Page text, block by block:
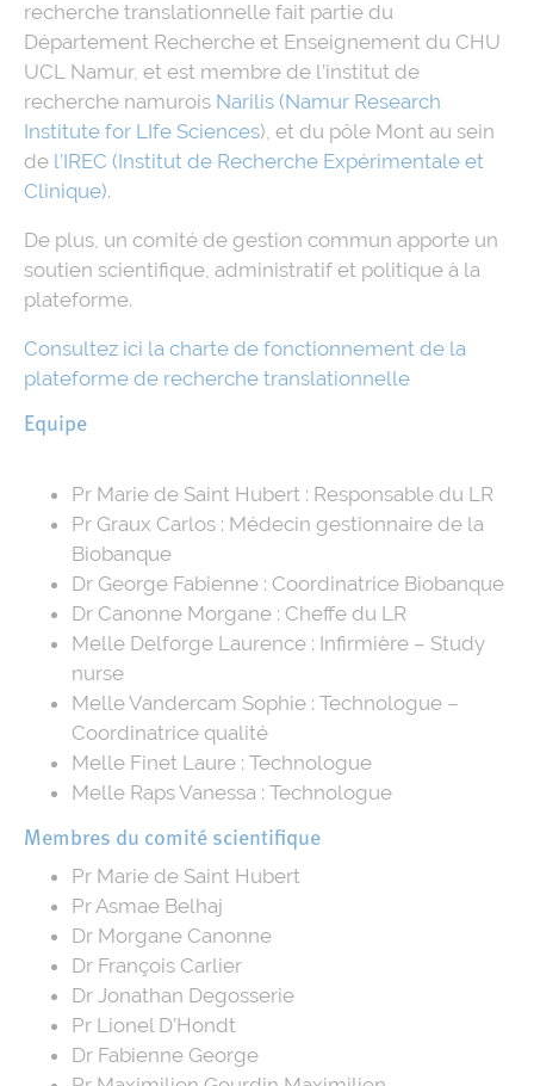
recherche translationnelle fait partie du
Département Recherche et Enseignement du CHU
UCL Namur, et est membre de l’institut de
recherche namurois Narilis (Namur Research
Institute for LIfe Sciences), et du pôle Mont au sein
de l’IREC (Institut de Recherche Expérimentale et
Clinique).
De plus, un comité de gestion commun apporte un
soutien scientifique, administratif et politique à la
plateforme.
Consultez ici la charte de fonctionnement de la
plateforme de recherche translationnelle
Equipe
Pr Marie de Saint Hubert : Responsable du LR
Pr Graux Carlos : Médecin gestionnaire de la
Biobanque
Dr George Fabienne : Coordinatrice Biobanque
Dr Canonne Morgane : Cheffe du LR
Melle Delforge Laurence : Infirmière – Study
nurse
Melle Vandercam Sophie : Technologue –
Coordinatrice qualité
Melle Finet Laure : Technologue
Melle Raps Vanessa : Technologue
Membres du comité scientifique
Pr Marie de Saint Hubert
Pr Asmae Belhaj
Dr Morgane Canonne
Dr François Carlier
Dr Jonathan Degosserie
Pr Lionel D’Hondt
Dr Fabienne George